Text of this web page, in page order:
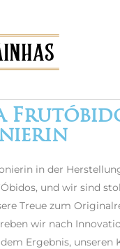
in der
und wir sind
Treue zum
wir nach
Ergebnis, unseren